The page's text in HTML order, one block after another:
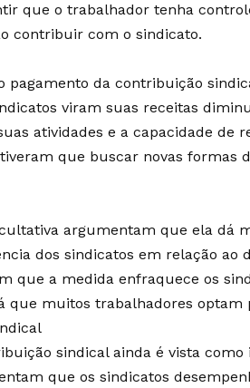
que o trabalhador tenha
contribuir com o sindicato.
pagamento da contribuição
viram suas receitas
atividades e a capacidade de
que buscar novas formas
argumentam que ela dá
dos sindicatos em relação ao
que a medida enfraquece os
que muitos trabalhadores optam
sindical ainda é vista
que os sindicatos